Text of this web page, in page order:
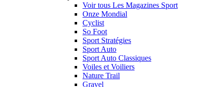
Voir tous Les Magazines Sport
Onze Mondial
Cyclist
So Foot
Sport Stratégies
Sport Auto
Sport Auto Classiques
Voiles et Voiliers
Nature Trail
Gravel